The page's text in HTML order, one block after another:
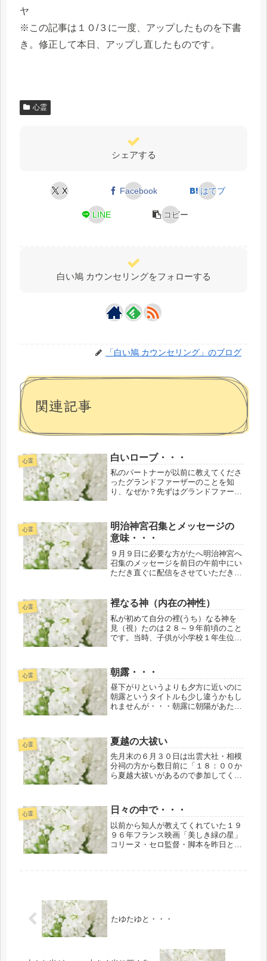
ヤ
※この記事は１０/３に一度、アップしたものを下書
き。修正して本日、アップし直したものです。
心霊
シェアする
X Facebook はてブ
LINE コピー
白い鳩 カウンセリングをフォローする
「白い鳩 カウンセリング」のブログ
関連記事
心霊 白いローブ・・・
私のパートナーが以前に教えてくださ
ったグランドファーザーのことを知
り、なぜか？先ずはグランドファーザ
著/飛田妙子訳/徳間書店発行の絶版？
の古書を読み終わり・・・先月、「グ
ラン...
心霊
明治神宮召集とメッセージの
意味・・・
９月９日に必要な方がたへ明治神宮へ
召集のメッセージを前日の午前中にい
ただき直ぐに配信をさせていただきま
た方をはじめ、１４人が早朝にも関わ
らず、参集しました。当日、仕事があ
る...
心霊 裡なる神（内在の神性）
私が初めて自分の裡(うち）なる神を
見（視）たのは２８～９年前頃のこと
です。当時、子供が小学校１年生位の
でいたらしいのですが・・・ちょう
ど、その頃は調べてもわからない（先
輩の...
心霊 朝露・・・
昼下がりというよりも夕方に近いのに
朝露というタイトルも少し違うかもし
れませんが・・・朝露に朝陽があたり
す。私たち、人もそうなのかな～
（！？）と私が思うときです・・・先
日、朝...
心霊 夏越の大祓い
先月末の６月３０日は出雲大社・相模
分祠の方から数日前に「１８：００か
ら夏越大祓いがあるので参加してくだ
日、行くつもりだったのですが・・・
時間とともに迷いが私のなかで生じ
た・...
心霊 日々の中で・・・
以前から知人が教えてくれていた１９
９６年フランス映画「美しき緑の星」
コリーヌ・セロ監督・脚本を昨日と今
たゆたゆと・・・